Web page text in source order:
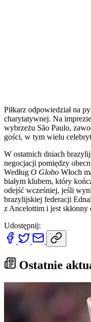
Piłkarz odpowiedział na
charytatywnej. Na
wybrzeżu São Paulo,
gości, w tym wielu
W ostatnich dniach
negocjacji pomiędzy
Według O Globo Włoch
białym klubem, który
odejść wcześniej, jeśli
brazylijskiej federacji
z Ancelottim i jest skłonny
Udostępnij:
Ostatnie